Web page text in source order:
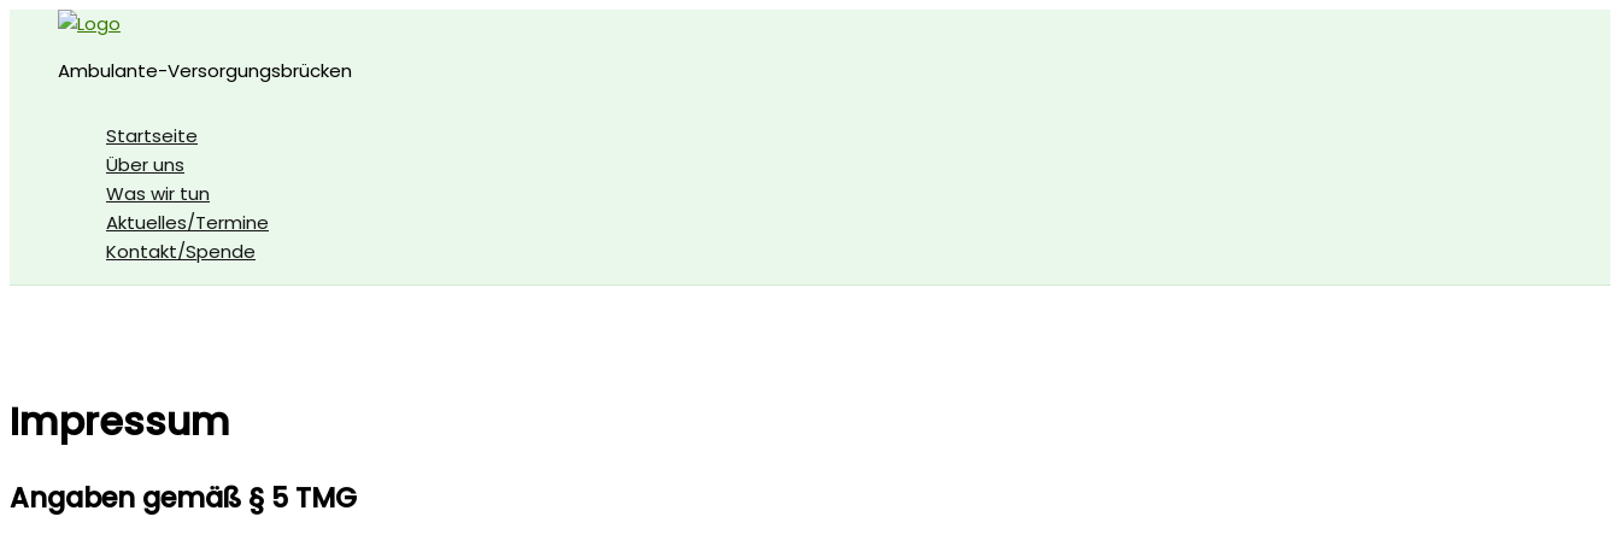
springenAmbulante-Versorgungsbrücken
Startseite
Über uns
Was wir tun
Aktuelles/Termine
Kontakt/Spende
Impressum
Angaben gemäß § 5 TMG